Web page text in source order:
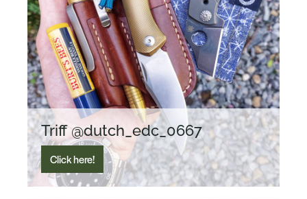
Triff @dutch_edc_0667
Click here!